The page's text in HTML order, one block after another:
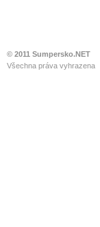
© 2011 Sumpersko.NET
Všechna práva vyhrazena